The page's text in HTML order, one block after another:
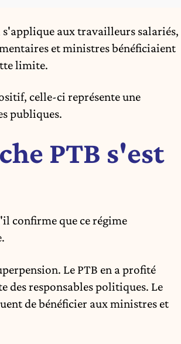
aux travailleurs salariés,
et ministres bénéficiaient
limite.
, celle-ci représente une
publiques.
PTB s'est
confirme que ce régime
Le PTB en a profité
des responsables politiques. Le
de bénéficier aux ministres et